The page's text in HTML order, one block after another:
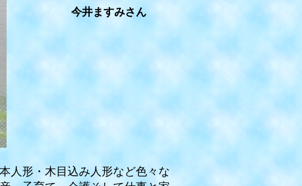
今井ますみさん
人形・木目込み人形など色々な